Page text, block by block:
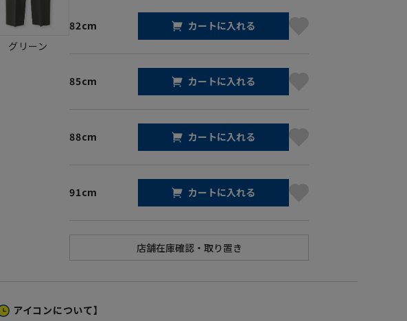
グリーン
82cm カートに入れる
85cm カートに入れる
88cm カートに入れる
91cm カートに入れる
アイコンについて】